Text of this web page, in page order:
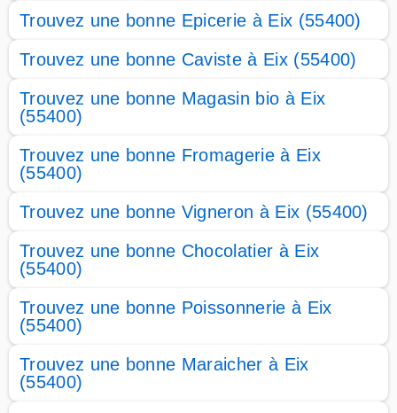
Trouvez une bonne Epicerie à Eix (55400)
Trouvez une bonne Caviste à Eix (55400)
Trouvez une bonne Magasin bio à Eix
(55400)
Trouvez une bonne Fromagerie à Eix
(55400)
Trouvez une bonne Vigneron à Eix (55400)
Trouvez une bonne Chocolatier à Eix
(55400)
Trouvez une bonne Poissonnerie à Eix
(55400)
Trouvez une bonne Maraicher à Eix
(55400)